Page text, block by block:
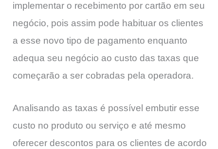
implementar o recebimento por cartão em seu
negócio, pois assim pode habituar os clientes
a esse novo tipo de pagamento enquanto
adequa seu negócio ao custo das taxas que
começarão a ser cobradas pela operadora.
Analisando as taxas é possível embutir esse
custo no produto ou serviço e até mesmo
oferecer descontos para os clientes de acordo